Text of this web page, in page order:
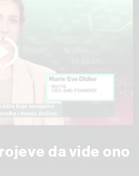
da vide ono